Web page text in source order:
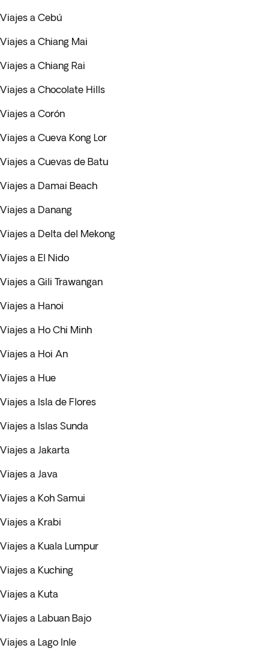
Viajes a Cebú
Viajes a Chiang Mai
Viajes a Chiang Rai
Viajes a Chocolate Hills
Viajes a Corón
Viajes a Cueva Kong Lor
Viajes a Cuevas de Batu
Viajes a Damai Beach
Viajes a Danang
Viajes a Delta del Mekong
Viajes a El Nido
Viajes a Gili Trawangan
Viajes a Hanoi
Viajes a Ho Chi Minh
Viajes a Hoi An
Viajes a Hue
Viajes a Isla de Flores
Viajes a Islas Sunda
Viajes a Jakarta
Viajes a Java
Viajes a Koh Samui
Viajes a Krabi
Viajes a Kuala Lumpur
Viajes a Kuching
Viajes a Kuta
Viajes a Labuan Bajo
Viajes a Lago Inle